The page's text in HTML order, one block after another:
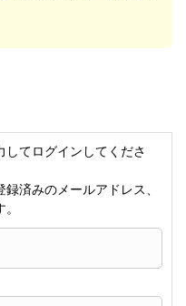
してログインしてくださ
済みのメールアドレス、